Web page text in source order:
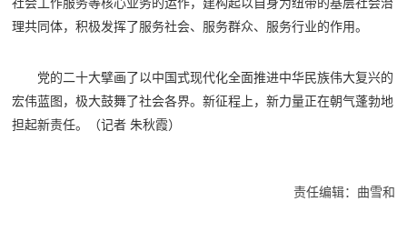
社会工作服务等核心业务的运作，建构起以自身为纽带的基层社会治
理共同体，积极发挥了服务社会、服务群众、服务行业的作用。
党的二十大擘画了以中国式现代化全面推进中华民族伟大复兴的
宏伟蓝图，极大鼓舞了社会各界。新征程上，新力量正在朝气蓬勃地
担起新责任。（记者 朱秋霞）
责任编辑：曲雪和